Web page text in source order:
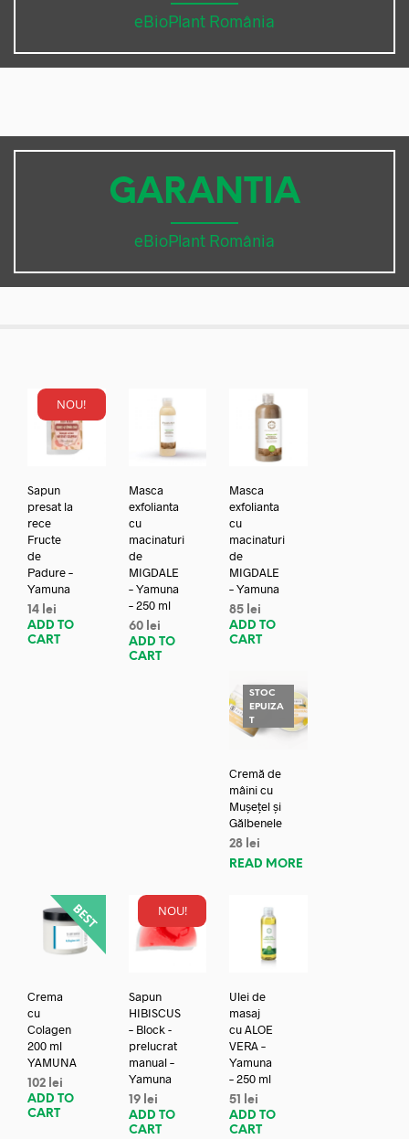
eBioPlant România
GARANTIA
eBioPlant România
NOU!
Sapun
presat la
rece
Fructe
de
Padure –
Yamuna
14 lei
ADD TO
CART
Masca
exfolianta
cu
macinaturi
de
MIGDALE
– Yamuna
– 250 ml
60 lei
ADD TO
CART
Masca
exfolianta
cu
macinaturi
de
MIGDALE
– Yamuna
85 lei
ADD TO
CART
STOC
EPUIZA
T
Cremă de
mâini cu
Mușețel și
Gălbenele
28 lei
READ MORE
Crema
cu
Colagen
200 ml
YAMUNA
102 lei
ADD TO
CART
NOU!
Sapun
HIBISCUS
– Block -
prelucrat
manual –
Yamuna
19 lei
ADD TO
CART
Ulei de
masaj
cu ALOE
VERA –
Yamuna
– 250 ml
51
lei
ADD TO
CART